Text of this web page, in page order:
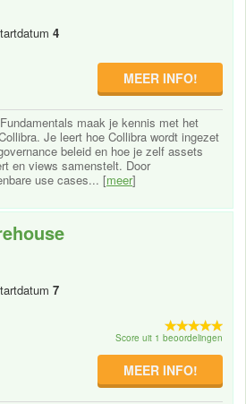
4
MEER INFO!
maak je kennis met het
Je leert hoe Collibra wordt ingezet
beleid en hoe je zelf assets
en views samenstelt. Door
use cases... [meer]
7
Score uit 1 beoordelingen
MEER INFO!